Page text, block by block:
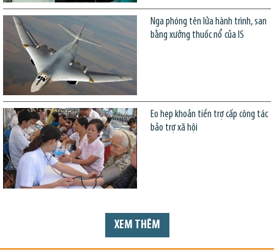
Nga phóng tên lửa hành trình, san
bằng xưởng thuốc nổ của IS
Eo hẹp khoản tiền trợ cấp công tác
bảo trợ xã hội
XEM THÊM